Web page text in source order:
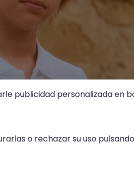
publicidad personalizada en
o rechazar su uso